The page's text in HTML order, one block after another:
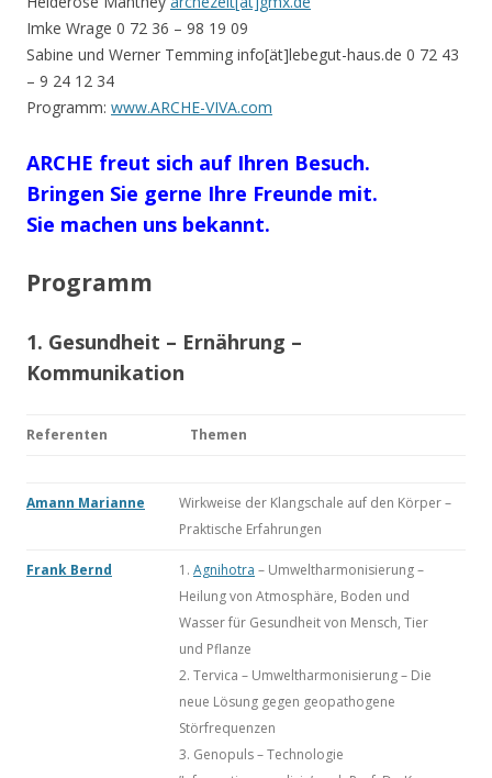
Imke Wrage 0 72 36 – 98 19 09
Sabine und Werner Temming info[ät]lebegut-haus.de 0 72 43
– 9 24 12 34
Programm: www.ARCHE-VIVA.com
ARCHE freut sich auf Ihren Besuch.
Bringen Sie gerne Ihre Freunde mit.
Sie machen uns bekannt.
Programm
1. Gesundheit – Ernährung –
Kommunikation
Referenten Themen
Amann Marianne
Wirkweise der Klangschale auf den Körper –
Praktische Erfahrungen
Frank Bernd 1. Agnihotra – Umweltharmonisierung –
Heilung von Atmosphäre, Boden und
Wasser für Gesundheit von Mensch, Tier
und Pflanze
2. Tervica – Umweltharmonisierung – Die
neue Lösung gegen geopathogene
Störfrequenzen
3. Genopuls – Technologie